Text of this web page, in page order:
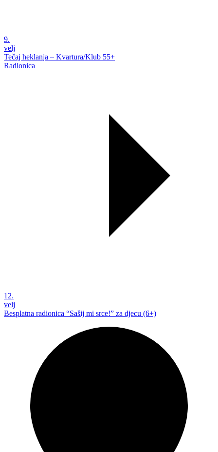
9.
velj
Tečaj heklanja – Kvartura/Klub 55+
Radionica
12.
velj
Besplatna radionica “Sašij mi srce!” za djecu (6+)